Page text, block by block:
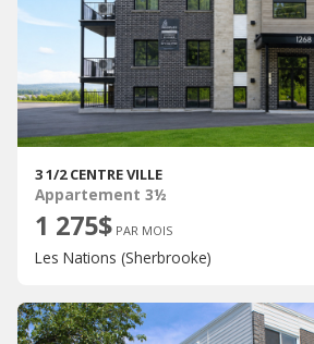
3 1/2 CENTRE VILLE
Appartement 3½
1 275$ PAR MOIS
Les Nations (Sherbrooke)